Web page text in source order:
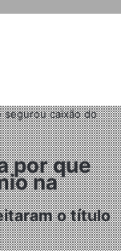
segurou caixão do
por que
na
o título